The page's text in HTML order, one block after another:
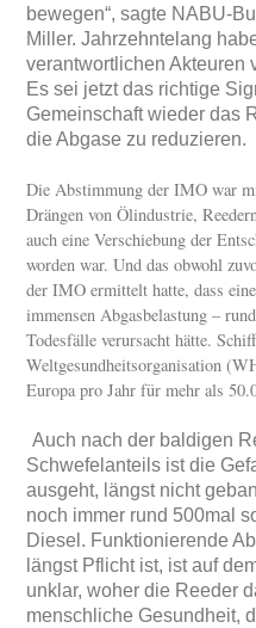
bewegen“, sagte NABU-
Miller.Jahrzehntelang
verantwortlichen Akteuren
Es sei jetzt das richtige
Gemeinschaft wieder das
die Abgase zu reduzieren.
Die Abstimmung der IMO war
Drängen von Ölindustrie,
auch eine Verschiebung der
worden war. Und das obwohl
der IMO ermittelt hatte, dass
immensen Abgasbelastung –
Todesfälle verursacht hätte.
Weltgesundheitsorganisation
Europa pro Jahr für mehr als
Auch nach der baldigen
Schwefelanteils ist die
ausgeht, längst nicht
noch immer rund 500mal
Diesel. Funktionierende
längst Pflicht ist, ist auf
unklar, woher die Reeder
menschliche Gesundheit,